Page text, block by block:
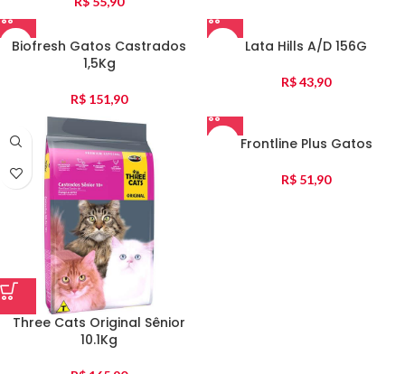
Biofresh Gatos Castrados
1,5Kg
R$ 151,90
Lata Hills A/D 156G
R$43,90
Three Cats Original Sênior
10.1Kg
Frontline Plus Gatos
R$ 51,90